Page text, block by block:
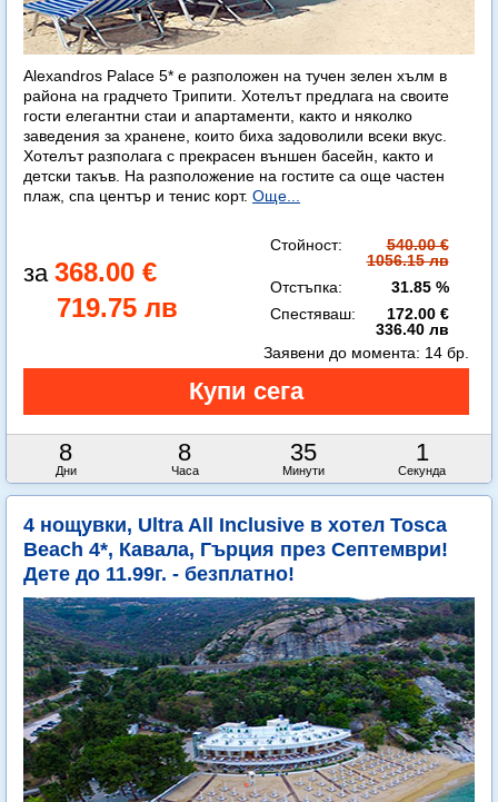
Alexandros Palace 5* e разположен на тучен зелен хълм в
района на градчето Трипити. Хотелът предлага на своите
гости елегантни стаи и апартаменти, както и няколко
заведения за хранене, които биха задоволили всеки вкус.
Хотелът разполага с прекрасен външен басейн, както и
детски такъв. На разположение на гостите са още частен
плаж, спа център и тенис корт. Още...
368.00 €
719.75 лв
Стойност:
540.00 €
1056.15 лв
Отстъпка:
31.85 %
Спестяваш:
172.00 €
336.40 лв
8
Дни
8
Часа
34
Минути
59
Секунди
Заявени до момента: 14 бр.
4 нощувки, Ultra All Inclusive в хотел Tosca
Beach 4*, Кавала, Гърция през Септември!
Дете до 11.99г. - безплатно!